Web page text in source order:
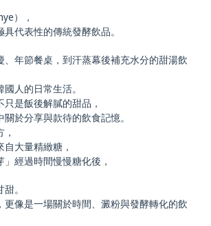
），
代表性的傳統發酵飲品。
、年節餐桌，到汗蒸幕後補充水分的甜湯飲
人的日常生活。
是飯後解膩的甜品，
於分享與款待的飲食記憶。
大量精緻糖，
經過時間慢慢糖化後，
。
更像是一場關於時間、澱粉與發酵轉化的飲